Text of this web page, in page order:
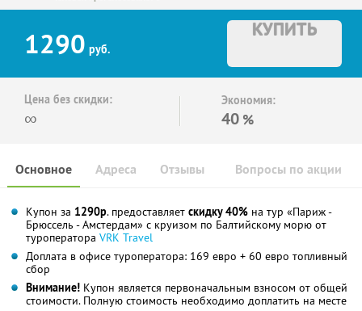
1290 руб.
КУПИТЬ
Цена без скидки:
∞
Экономия:
40 %
Основное Отзывы Вопросы по акции
Адреса
Купон за 1290р. предоставляет скидку 40% на тур «Париж -
Брюссель - Амстердам» с круизом по Балтийскому морю от
туроператора VRK Travel
Доплата в офисе туроператора: 169 евро + 60 евро топливный
сбор
Внимание! Купон является первоначальным взносом от общей
стоимости. Полную стоимость необходимо доплатить на месте